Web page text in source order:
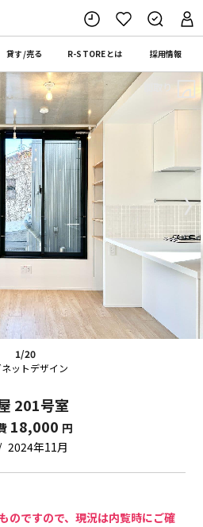
貸す/売る R-STOREとは 採用情報
1/20
ネットデザイン
〉
間取り
201号室
18,000 円
2024年11月
のですので、現況は内覧時にご確